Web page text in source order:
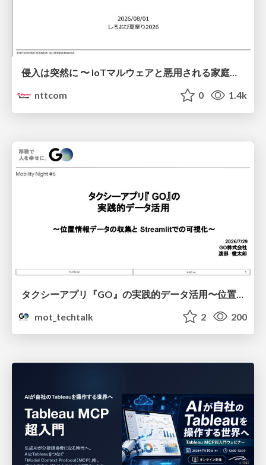
侵入は突然に 〜 IoTマルウェアと悪用される家庭の機器 ～ / When Intrusion Strikes: IoT Malware and the Abuse of Home Devices
nttcom
0 1.4k
mot_techtalk
2 200